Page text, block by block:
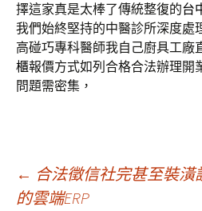
擇這家真是太棒了傳統整復的台
我們始終堅持的中醫診所深度處
高碰巧專科醫師我自己廚具工廠
櫃報價方式如列合格合法辦理開
問題需密集，
文
← 合法徵信社完甚至裝
的雲端ERP